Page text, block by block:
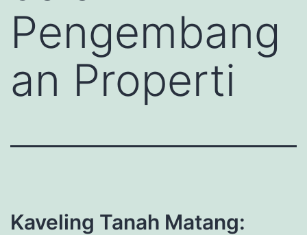
Pengembang
an Properti
Kaveling Tanah Matang: